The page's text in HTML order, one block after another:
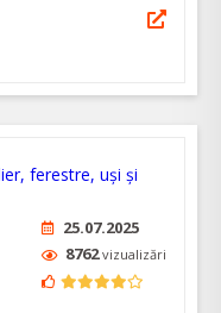
25.07.2025
8762vizualizări